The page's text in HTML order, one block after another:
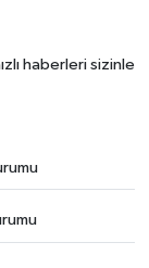
haberleri sizinle